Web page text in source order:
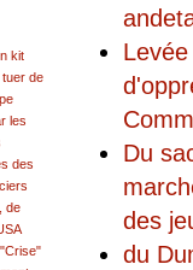
Du
des
du
kit
de
les
des
de